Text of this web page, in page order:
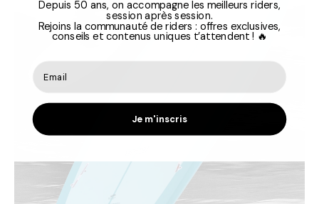
Depuis 50 ans, on accompagne les meilleurs riders,
session après session.
Rejoins la communauté de riders : offres exclusives,
conseils et contenus uniques t’attendent ! 🔥
Je m'inscris